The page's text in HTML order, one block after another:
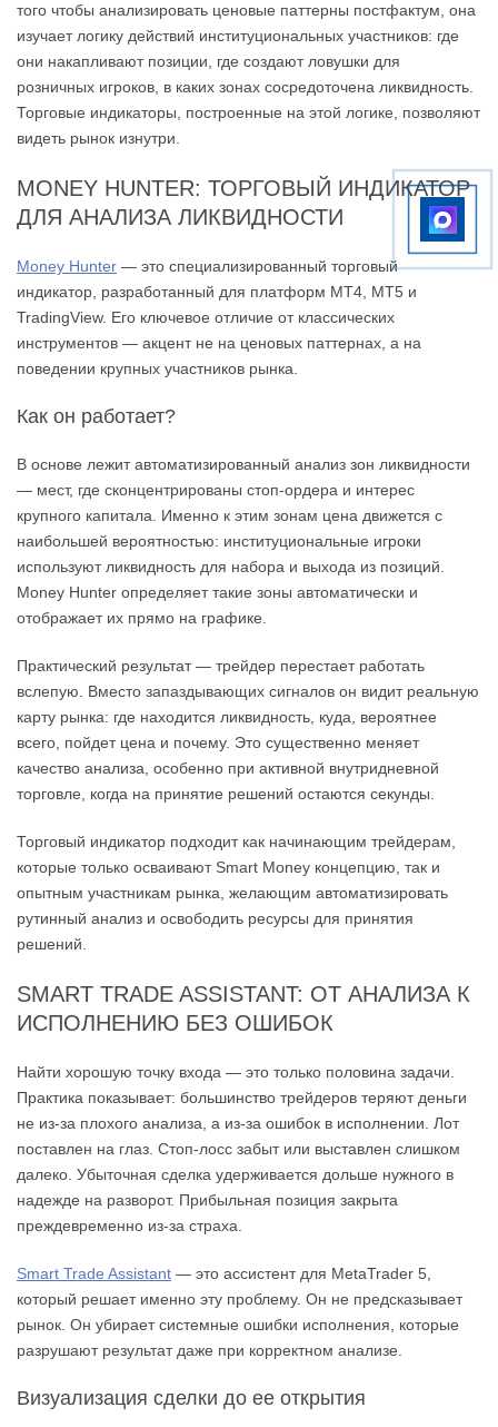
того чтобы анализировать ценовые паттерны постфактум, она
изучает логику действий институциональных участников: где
они накапливают позиции, где создают ловушки для
розничных игроков, в каких зонах сосредоточена ликвидность.
Торговые индикаторы, построенные на этой логике, позволяют
видеть рынок изнутри.
MONEY HUNTER: ТОРГОВЫЙ ИНДИКАТОР
ДЛЯ АНАЛИЗА ЛИКВИДНОСТИ
Money Hunter — это специализированный торговый
индикатор, разработанный для платформ MT4, MT5 и
TradingView. Его ключевое отличие от классических
инструментов — акцент не на ценовых паттернах, а на
поведении крупных участников рынка.
Как он работает?
В основе лежит автоматизированный анализ зон ликвидности
— мест, где сконцентрированы стоп-ордера и интерес
крупного капитала. Именно к этим зонам цена движется с
наибольшей вероятностью: институциональные игроки
используют ликвидность для набора и выхода из позиций.
Money Hunter определяет такие зоны автоматически и
отображает их прямо на графике.
Практический результат — трейдер перестает работать
вслепую. Вместо запаздывающих сигналов он видит реальную
карту рынка: где находится ликвидность, куда, вероятнее
всего, пойдет цена и почему. Это существенно меняет
качество анализа, особенно при активной внутридневной
торговле, когда на принятие решений остаются секунды.
Торговый индикатор подходит как начинающим трейдерам,
которые только осваивают Smart Money концепцию, так и
опытным участникам рынка, желающим автоматизировать
рутинный анализ и освободить ресурсы для принятия
решений.
SMART TRADE ASSISTANT: ОТ АНАЛИЗА К
ИСПОЛНЕНИЮ БЕЗ ОШИБОК
Найти хорошую точку входа — это только половина задачи.
Практика показывает: большинство трейдеров теряют деньги
не из-за плохого анализа, а из-за ошибок в исполнении. Лот
поставлен на глаз. Стоп-лосс забыт или выставлен слишком
далеко. Убыточная сделка удерживается дольше нужного в
надежде на разворот. Прибыльная позиция закрыта
преждевременно из-за страха.
Smart Trade Assistant — это ассистент для MetaTrader 5,
который решает именно эту проблему. Он не предсказывает
рынок. Он убирает системные ошибки исполнения, которые
разрушают результат даже при корректном анализе.
Визуализация сделки до ее открытия